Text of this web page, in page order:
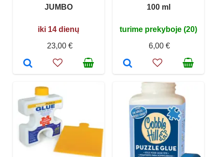
JUMBO
iki 14 dienų
23,00 €
100 ml
turime prekyboje (20)
6,00 €